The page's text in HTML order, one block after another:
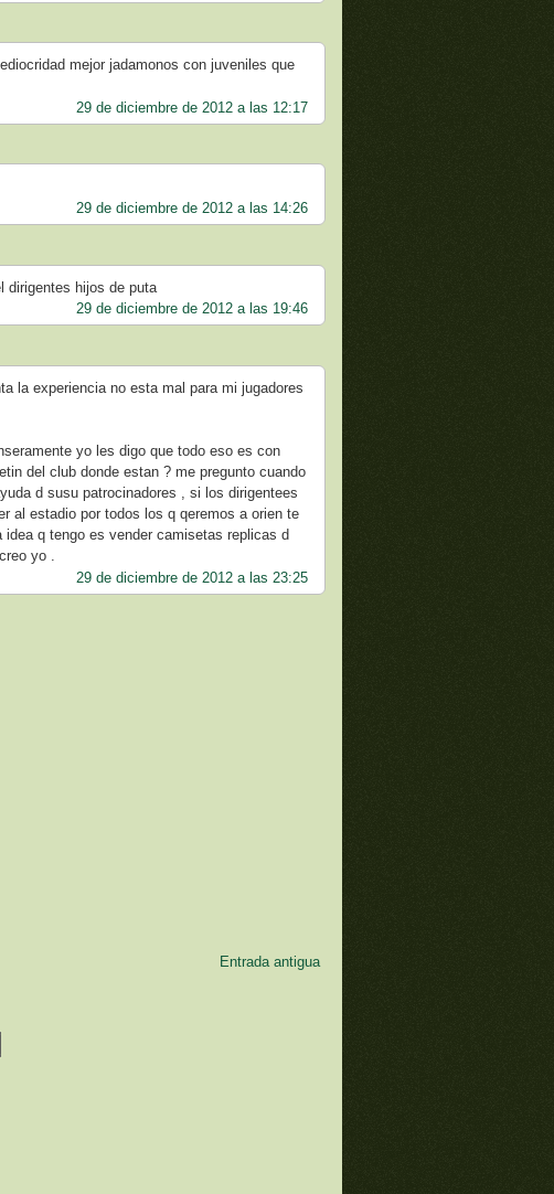
mejor jadamonos con juveniles que
29 de diciembre de 2012 a las 12:17
29 de diciembre de 2012 a las 14:26
dirigentes hijos de puta
29 de diciembre de 2012 a las 19:46
la experiencia no esta mal para mi jugadores
yo les digo que todo eso es con
del club donde estan ? me pregunto cuando
d susu patrocinadores , si los dirigentees
al estadio por todos los q qeremos a orien te
q tengo es vender camisetas replicas d
yo .
29 de diciembre de 2012 a las 23:25
Entrada antigua